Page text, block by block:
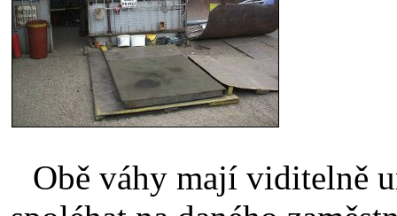
Obě váhy mají viditelně